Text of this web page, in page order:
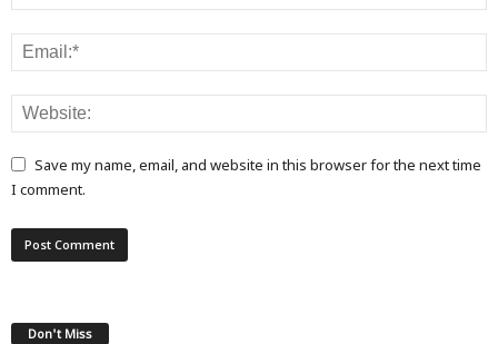
Save my name, email, and website in this browser for the next time
I comment.
Don't Miss